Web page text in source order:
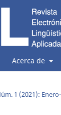
Acerca de
1 (2021):